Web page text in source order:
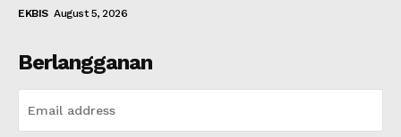
EKBIS August 5, 2026
Berlangganan